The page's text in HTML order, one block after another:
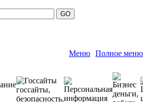
Меню Полное меню